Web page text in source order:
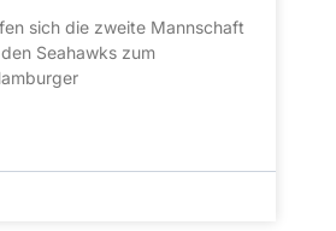
sich die zweite Mannschaft
Seahawks zum